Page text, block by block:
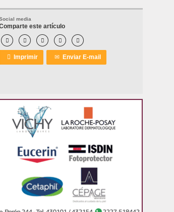
media
este artículo
    
 Imprimir ✉ Enviar E-mail